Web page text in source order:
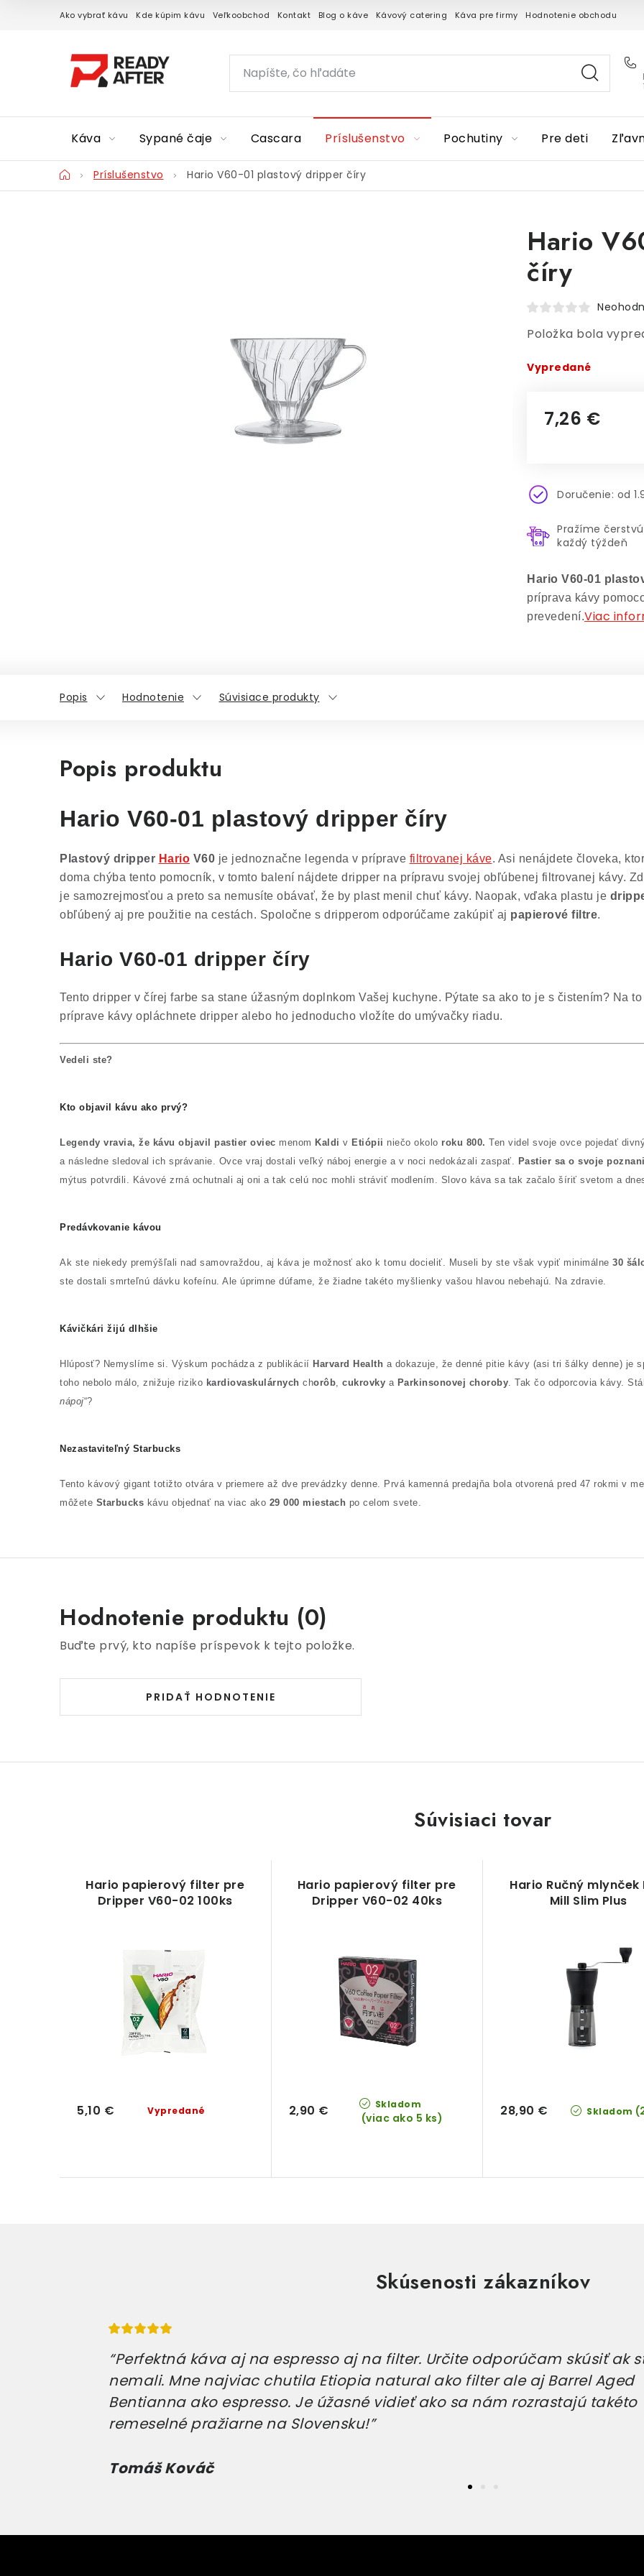
Ako vybrať kávu Kde kúpim kávu Veľkoobchod Kontakt Blog o káve Kávový catering Káva pre firmy Hodnotenie obchodu
Káva Sypané čaje Cascara Príslušenstvo Pochutiny Pre deti
DomovPríslušenstvo Hario V60-01 plastový dripper číry
Hario
číry
Hario V60-01
príprava kávy
prevedení.Viac
Položka bola
Vypredané
7,26 €
Doručenie: od
Pražíme
každý týždeň
Popis Hodnotenie Súvisiace produkty
Popis produktu
Hario V60-01 plastový dripper číry
Plastový dripper Hario V60 je jednoznačne legenda v príprave filtrovanej káve. Asi nenájdete človeka,
doma chýba tento pomocník, v tomto balení nájdete dripper na prípravu svojej obľúbenej filtrovanej kávy.
je samozrejmosťou a preto sa nemusíte obávať, že by plast menil chuť kávy. Naopak, vďaka plastu je
obľúbený aj pre použitie na cestách. Spoločne s dripperom odporúčame zakúpiť aj papierové filtre.
Hario V60-01 dripper číry
Tento dripper v čírej farbe sa stane úžasným doplnkom Vašej kuchyne. Pýtate sa ako to je s čistením? Na
príprave kávy opláchnete dripper alebo ho jednoducho vložíte do umývačky riadu.
Vedeli ste?
Kto objavil kávu ako prvý?
Legendy vravia, že kávu objavil pastier oviec menom Kaldi v Etiópii niečo okolo roku 800. Ten videl svoje ovce pojedať
a následne sledoval ich správanie. Ovce vraj dostali veľký náboj energie a v noci nedokázali zaspať. Pastier sa o svoje
mýtus potvrdili. Kávové zrná ochutnali aj oni a tak celú noc mohli stráviť modlením. Slovo káva sa tak začalo šíriť svetom a
Predávkovanie kávou
Ak ste niekedy premýšľali nad samovraždou, aj káva je možnosť ako k tomu docieliť. Museli by ste však vypiť minimálne 30
ste dostali smrteľnú dávku kofeínu. Ale úprimne dúfame, že žiadne takéto myšlienky vašou hlavou nebehajú. Na zdravie.
Kávičkári žijú dlhšie
Hlúposť? Nemyslíme si. Výskum pochádza z publikácií Harvard Health a dokazuje, že denné pitie kávy (asi tri šálky denne) je
toho nebolo málo, znižuje riziko kardiovaskulárnych chorôb, cukrovky a Parkinsonovej choroby. Tak čo odporcovia kávy.
nápoj“?
Nezastaviteľný Starbucks
Tento kávový gigant totižto otvára v priemere až dve prevádzky denne. Prvá kamenná predajňa bola otvorená pred 47 rokmi v
môžete Starbucks kávu objednať na viac ako 29 000 miestach po celom svete.
Hodnotenie produktu (0)
Buďte prvý, kto napíše príspevok k tejto položke.
PRIDAŤ HODNOTENIE
Súvisiaci tovar
Hario papierový filter pre
Dripper V60-02 100ks
Vypredané
5,10 €
Hario papierový filter pre
Dripper V60-02 40ks
Skladom
(viac ako 5 ks)
2,90 €
Hario Ručný mlynček
Mill Slim Plus
Skladom
28,90 €
Skúsenosti zákazníkov
“Perfektná káva aj na espresso aj na filter. Určite odporúčam skúsiť ak
nemali. Mne najviac chutila Etiopia natural ako filter ale aj Barrel Aged
Bentianna ako espresso. Je úžasné vidieť ako sa nám rozrastajú takéto
remeselné pražiarne na Slovensku!”
Tomáš Kováč